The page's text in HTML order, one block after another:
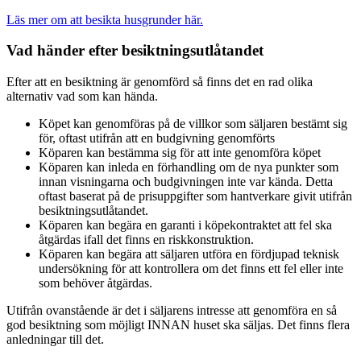
Läs mer om att besikta husgrunder här.
Vad händer efter besiktningsutlåtandet
Efter att en besiktning är genomförd så finns det en rad olika
alternativ vad som kan hända.
Köpet kan genomföras på de villkor som säljaren bestämt sig
för, oftast utifrån att en budgivning genomförts
Köparen kan bestämma sig för att inte genomföra köpet
Köparen kan inleda en förhandling om de nya punkter som
innan visningarna och budgivningen inte var kända. Detta
oftast baserat på de prisuppgifter som hantverkare givit utifrån
besiktningsutlåtandet.
Köparen kan begära en garanti i köpekontraktet att fel ska
åtgärdas ifall det finns en riskkonstruktion.
Köparen kan begära att säljaren utföra en fördjupad teknisk
undersökning för att kontrollera om det finns ett fel eller inte
som behöver åtgärdas.
Utifrån ovanstående är det i säljarens intresse att genomföra en så
god besiktning som möjligt INNAN huset ska säljas. Det finns flera
anledningar till det.